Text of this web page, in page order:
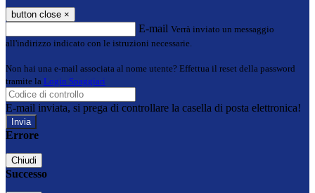
button close ×
E-mail Verrà inviato un messaggio
all'indirizzo indicato con le istruzioni necessarie.
Non hai una e-mail associata al nome utente? Effettua il reset della password
tramite la Login Spaggiari
E-mail inviata, si prega di controllare la casella di posta elettronica!
Errore
Chiudi
Successo